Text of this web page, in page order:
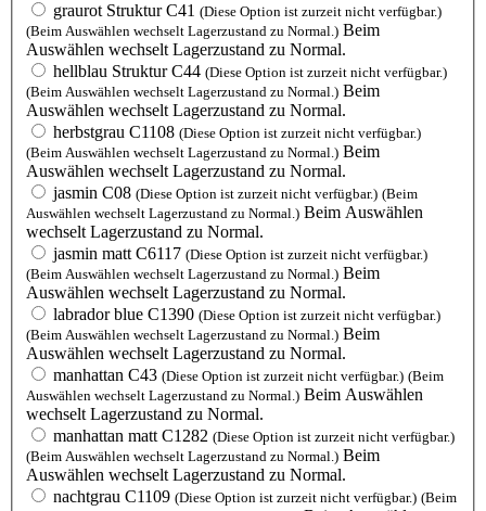
graurot Struktur C41 (Diese Option ist zurzeit nicht verfügbar.)
(Beim Auswählen wechselt Lagerzustand zu Normal.) Beim
Auswählen wechselt Lagerzustand zu Normal.
hellblau Struktur C44 (Diese Option ist zurzeit nicht verfügbar.)
(Beim Auswählen wechselt Lagerzustand zu Normal.) Beim
Auswählen wechselt Lagerzustand zu Normal.
herbstgrau C1108 (Diese Option ist zurzeit nicht verfügbar.)
(Beim Auswählen wechselt Lagerzustand zu Normal.) Beim
Auswählen wechselt Lagerzustand zu Normal.
jasmin C08 (Diese Option ist zurzeit nicht verfügbar.) (Beim
Auswählen wechselt Lagerzustand zu Normal.) Beim Auswählen
wechselt Lagerzustand zu Normal.
jasmin matt C6117 (Diese Option ist zurzeit nicht verfügbar.)
(Beim Auswählen wechselt Lagerzustand zu Normal.) Beim
Auswählen wechselt Lagerzustand zu Normal.
labrador blue C1390 (Diese Option ist zurzeit nicht verfügbar.)
(Beim Auswählen wechselt Lagerzustand zu Normal.) Beim
Auswählen wechselt Lagerzustand zu Normal.
manhattan C43 (Diese Option ist zurzeit nicht verfügbar.) (Beim
Auswählen wechselt Lagerzustand zu Normal.) Beim Auswählen
wechselt Lagerzustand zu Normal.
manhattan matt C1282 (Diese Option ist zurzeit nicht verfügbar.)
(Beim Auswählen wechselt Lagerzustand zu Normal.) Beim
Auswählen wechselt Lagerzustand zu Normal.
nachtgrau C1109 (Diese Option ist zurzeit nicht verfügbar.) (Beim